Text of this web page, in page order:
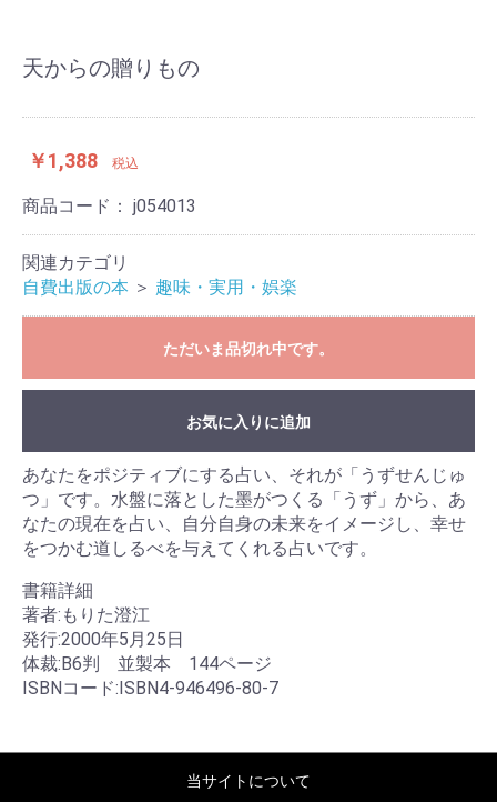
天からの贈りもの
￥1,388 税込
商品コード： j054013
関連カテゴリ
自費出版の本 ＞ 趣味・実用・娯楽
ただいま品切れ中です。
お気に入りに追加
あなたをポジティブにする占い、それが「うずせんじゅ
つ」です。水盤に落とした墨がつくる「うず」から、あ
なたの現在を占い、自分自身の未来をイメージし、幸せ
をつかむ道しるべを与えてくれる占いです。
書籍詳細
著者:もりた澄江
発行:2000年5月25日
体裁:B6判 並製本 144ページ
ISBNコード:ISBN4-946496-80-7
当サイトについて